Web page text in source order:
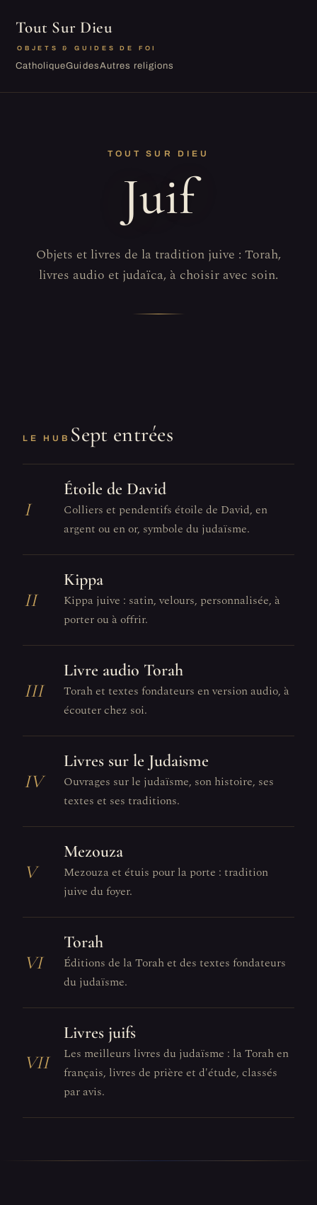
Tout Sur Dieu
OBJETS & GUIDES DE FOI
CatholiqueGuidesAutres religions
TOUT SUR DIEU
Juif
Objets et livres de la tradition juive : Torah,
livres audio et judaïca, à choisir avec soin.
LE HUB Sept entrées
I
Étoile de David
Colliers et pendentifs étoile de David, en
argent ou en or, symbole du judaïsme.
II
Kippa
Kippa juive : satin, velours, personnalisée, à
porter ou à offrir.
III
Livre audio Torah
Torah et textes fondateurs en version audio, à
écouter chez soi.
IV
Livres sur le Judaisme
Ouvrages sur le judaïsme, son histoire, ses
textes et ses traditions.
V
Mezouza
Mezouza et étuis pour la porte : tradition
juive du foyer.
VI
Torah
Éditions de la Torah et des textes fondateurs
du judaïsme.
VII
Livres juifs
Les meilleurs livres du judaïsme : la Torah en
français, livres de prière et d'étude, classés
par avis.